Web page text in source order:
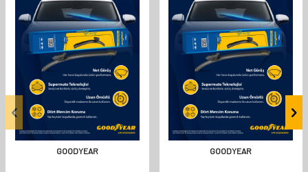
GOODYEAR GOODYEAR